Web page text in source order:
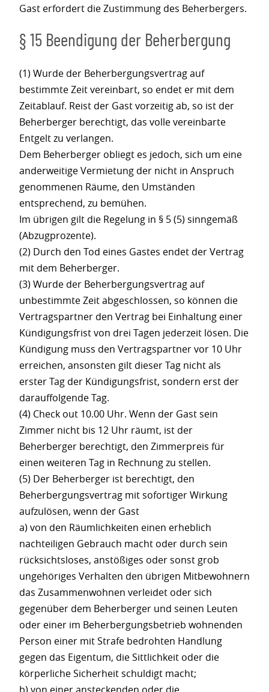
Gast erfordert die Zustimmung des Beherbergers.
§ 15 Beendigung der Beherbergung
(1) Wurde der Beherbergungsvertrag auf
bestimmte Zeit vereinbart, so endet er mit dem
Zeitablauf. Reist der Gast vorzeitig ab, so ist der
Beherberger berechtigt, das volle vereinbarte
Entgelt zu verlangen.
Dem Beherberger obliegt es jedoch, sich um eine
anderweitige Vermietung der nicht in Anspruch
genommenen Räume, den Umständen
entsprechend, zu bemühen.
Im übrigen gilt die Regelung in § 5 (5) sinngemäß
(Abzugprozente).
(2) Durch den Tod eines Gastes endet der Vertrag
mit dem Beherberger.
(3) Wurde der Beherbergungsvertrag auf
unbestimmte Zeit abgeschlossen, so können die
Vertragspartner den Vertrag bei Einhaltung einer
Kündigungsfrist von drei Tagen jederzeit lösen. Die
Kündigung muss den Vertragspartner vor 10 Uhr
erreichen, ansonsten gilt dieser Tag nicht als
erster Tag der Kündigungsfrist, sondern erst der
darauffolgende Tag.
(4) Check out 10.00 Uhr. Wenn der Gast sein
Zimmer nicht bis 12 Uhr räumt, ist der
Beherberger berechtigt, den Zimmerpreis für
einen weiteren Tag in Rechnung zu stellen.
(5) Der Beherberger ist berechtigt, den
Beherbergungsvertrag mit sofortiger Wirkung
aufzulösen, wenn der Gast
a) von den Räumlichkeiten einen erheblich
nachteiligen Gebrauch macht oder durch sein
rücksichtsloses, anstößiges oder sonst grob
ungehöriges Verhalten den übrigen Mitbewohnern
das Zusammenwohnen verleidet oder sich
gegenüber dem Beherberger und seinen Leuten
oder einer im Beherbergungsbetrieb wohnenden
Person einer mit Strafe bedrohten Handlung
gegen das Eigentum, die Sittlichkeit oder die
körperliche Sicherheit schuldigt macht;